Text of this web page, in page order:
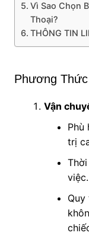
Vì Sao Chọn
Thoại?
THÔNG TIN
Phương
Vận
Phù
trị
việc.
Quy